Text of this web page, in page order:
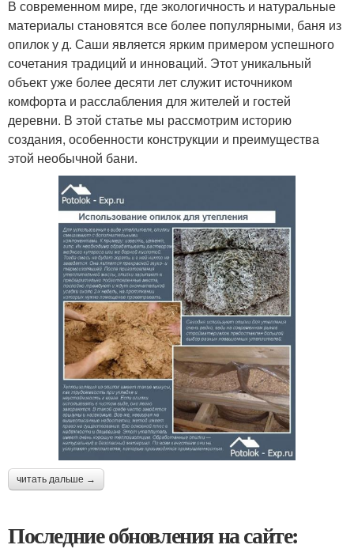
В современном мире, где экологичность и натуральные
материалы становятся все более популярными, баня из
опилок у д. Саши является ярким примером успешного
сочетания традиций и инноваций. Этот уникальный
объект уже более десяти лет служит источником
комфорта и расслабления для жителей и гостей
деревни. В этой статье мы рассмотрим историю
создания, особенности конструкции и преимущества
этой необычной бани.
читать дальше →
Последние обновления на сайте: